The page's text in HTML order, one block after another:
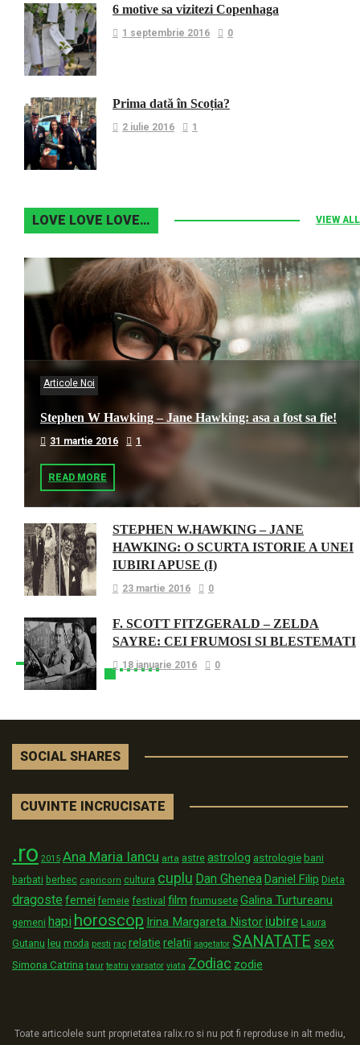
6 motive sa vizitezi Copenhaga
1 septembrie 2016 0
Prima dată în Scoția?
2 iulie 2016 1
LOVE LOVE LOVE… VIEW ALL
Articole Noi
Stephen W Hawking – Jane Hawking: asa a fost sa fie!
31 martie 2016 1
READ MORE
STEPHEN W.HAWKING – JANE
HAWKING: O SCURTA ISTORIE A UNEI
IUBIRI APUSE (I)
23 martie 2016 0
F. SCOTT FITZGERALD – ZELDA
SAYRE: CEI FRUMOSI SI BLESTEMATI
18 ianuarie 2016 0
SOCIAL SHARES
CUVINTE INCRUCISATE
.ro 2015 Ana Maria Iancu arta astre astrolog astrologie bani
barbati berbec capricorn cultura cuplu Dan GheneaDaniel Filip Dieta
dragoste femei femeie festival film frumusete Galina Turtureanu
gemeni hapi horoscop Irina Margareta Nistor iubire Laura
Gutanu leu moda pesti rac relatie relatii sagetator SANATATE sex
Simona Catrina taur teatru varsator viata Zodiac zodie
Toate articolele sunt proprietatea ralix.ro si nu pot fi reproduse in alt mediu,